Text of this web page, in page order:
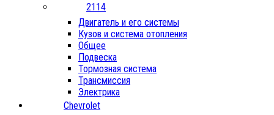
2114
Двигатель и его системы
Кузов и система отопления
Общее
Подвеска
Тормозная система
Трансмиссия
Электрика
Chevrolet